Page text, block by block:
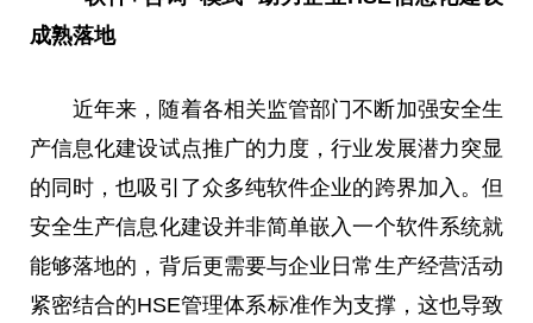
成熟落地
近年来，随着各相关监管部门不断加强安全生
产信息化建设试点推广的力度，行业发展潜力突显
的同时，也吸引了众多纯软件企业的跨界加入。但
安全生产信息化建设并非简单嵌入一个软件系统就
能够落地的，背后更需要与企业日常生产经营活动
紧密结合的HSE管理体系标准作为支撑，这也导致